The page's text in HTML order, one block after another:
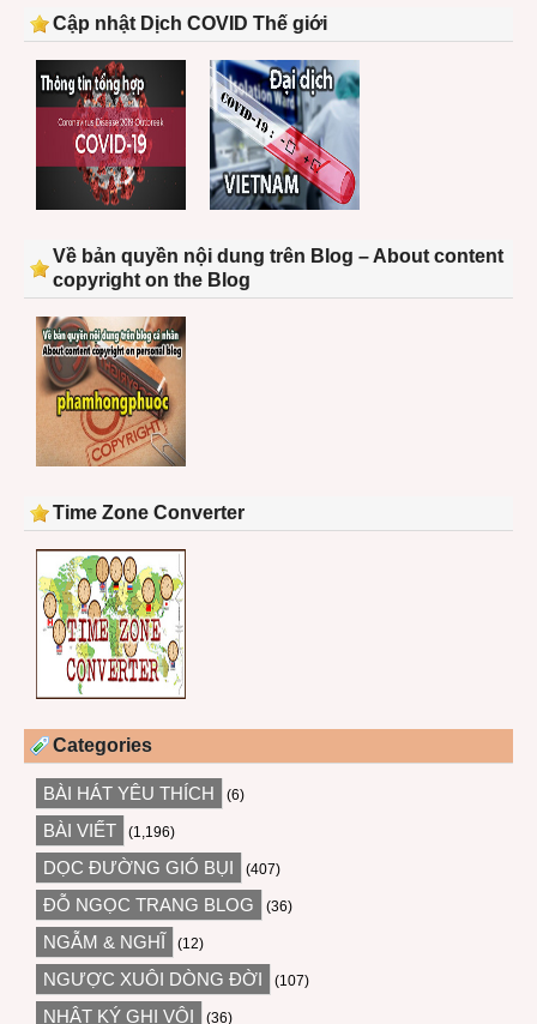
Cập nhật Dịch COVID Thế giới
Về bản quyền nội dung trên Blog – About content
copyright on the Blog
Time Zone Converter
Categories
BÀI HÁT YÊU THÍCH (6)
BÀI VIẾT (1,196)
DỌC ĐƯỜNG GIÓ BỤI (407)
ĐỖ NGỌC TRANG BLOG (36)
NGẪM & NGHĨ (12)
NGƯỢC XUÔI DÒNG ĐỜI (107)
NHẬT KÝ GHI VỘI (36)